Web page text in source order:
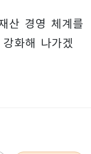
산 경영 체계를
화해 나가겠